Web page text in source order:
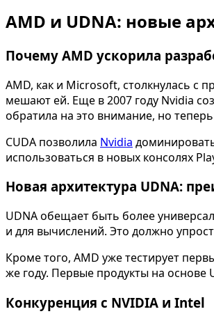
AMD и UDNA: новые
Почему AMD ускорила
AMD, как и Microsoft, столкнулась с
мешают ей. Еще в 2007 году Nvidia
обратила на это внимание, но
CUDA позволила Nvidia
использоваться в новых консолях
Новая архитектура UDNA:
UDNA обещает быть более
и для вычислений. Это должно
Кроме того, AMD уже тестирует
же году. Первые продукты на основе
Конкуренция с NVIDIA и Intel